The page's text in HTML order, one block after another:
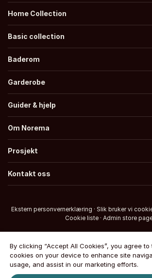
Home Collection
Basic collection
Baderom
Garderobe
Guider & hjelp
Om Norema
Prosjekt
Kontakt oss
Ekstern personvernerklæring · Slik bruker vi
Cookie liste · Admin store
By clicking “Accept All Cookies”, you agree
cookies on your device to enhance site
usage, and assist in our marketing efforts.